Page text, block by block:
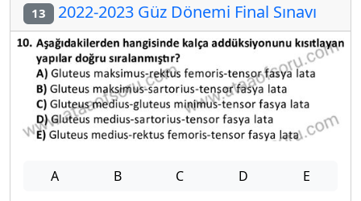
13 2022-2023 Güz Dönemi Final Sınavı
A B C D E